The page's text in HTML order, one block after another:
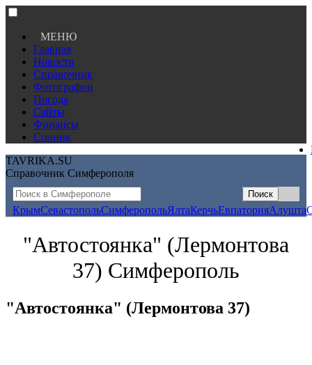
МЕНЮ
Главная
Новости
Справочник
Фотографии
Погода
Сайты
Финансы
Сонник
TAVRIKA.SU
Справочник Симферополя
КрымСевастопольСимферопольЯлтаКерчьЕвпаторияАлушта
"Автостоянка" (Лермонтова
37) Симферополь
"Автостоянка" (Лермонтова 37)